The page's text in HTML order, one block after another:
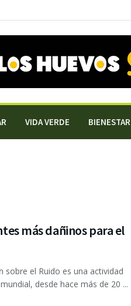
VIDA VERDE BIENESTAR
más dañinos para el
sobre el Ruido es una actividad
desde hace más de 20 ...